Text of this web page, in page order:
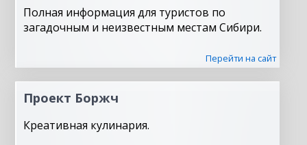
Полная информация для туристов по
загадочным и неизвестным местам Сибири.
Перейти на сайт
Проект Боржч
Креативная кулинария.